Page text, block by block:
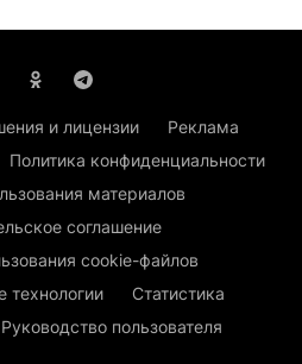
и лицензии
Реклама
Политика конфиденциальности
материалов
соглашение
cookie-файлов
технологии
Статистика
Руководство пользователя